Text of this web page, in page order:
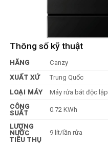
Thông số kỹ thuật
HÃNG
Canzy
XUẤT XỨ
Trung Quốc
LOẠI MÁY
Máy rửa bát độc lập
CÔNG
SUẤT
0.72 KWh
LƯỢNG
NƯỚC
TIÊU THỤ
9 lít/lần rửa